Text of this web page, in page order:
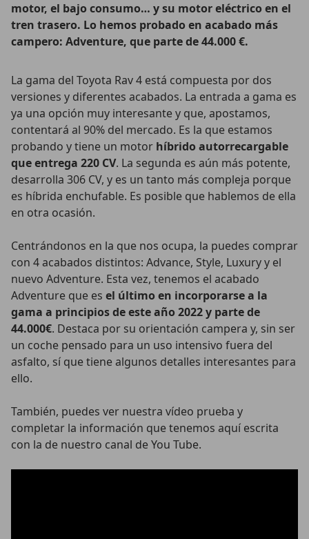
motor, el bajo consumo… y su motor eléctrico en el
tren trasero. Lo hemos probado en acabado más
campero: Adventure, que parte de 44.000 €.
La gama del Toyota Rav 4 está compuesta por dos
versiones y diferentes acabados. La entrada a gama es
ya una opción muy interesante y que, apostamos,
contentará al 90% del mercado. Es la que estamos
probando y tiene un motor híbrido autorrecargable
que entrega 220 CV. La segunda es aún más potente,
desarrolla 306 CV, y es un tanto más compleja porque
es híbrida enchufable. Es posible que hablemos de ella
en otra ocasión.
Centrándonos en la que nos ocupa, la puedes comprar
con 4 acabados distintos: Advance, Style, Luxury y el
nuevo Adventure. Esta vez, tenemos el acabado
Adventure que es el último en incorporarse a la
gama a principios de este año 2022 y parte de
44.000€. Destaca por su orientación campera y, sin ser
un coche pensado para un uso intensivo fuera del
asfalto, sí que tiene algunos detalles interesantes para
ello.
También, puedes ver nuestra vídeo prueba y
completar la información que tenemos aquí escrita
con la de nuestro canal de You Tube.